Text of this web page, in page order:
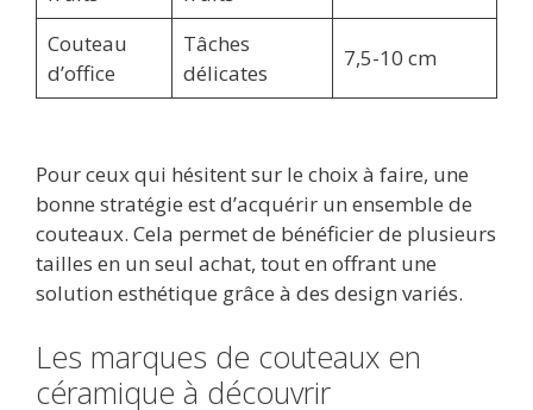
Couteau
d’office
Tâches
délicates
7,5-10 cm
Pour ceux qui hésitent sur le choix à faire, une
bonne stratégie est d’acquérir un ensemble de
couteaux. Cela permet de bénéficier de plusieurs
tailles en un seul achat, tout en offrant une
solution esthétique grâce à des design variés.
Les marques de couteaux en
céramique à découvrir